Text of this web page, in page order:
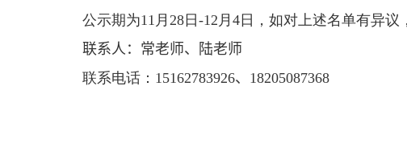
公示期为11 月28 日-12 月4 日，如对上述名单有异议
联系人：常老师、陆老师
联系电话： 15162783926、 18205087368